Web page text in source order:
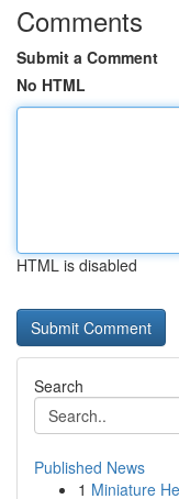
Comments
Submit a Comment
No HTML
HTML is disabled
Search
Published News
1 Miniature